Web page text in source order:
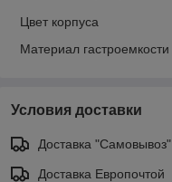
Цвет корпуса
Материал гастроемкости
Условия доставки
Доставка "Самовывоз"
Доставка Европочтой